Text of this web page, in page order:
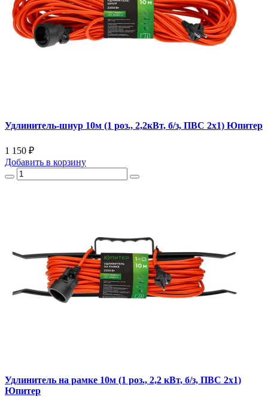
Удлинитель-шнур 10м (1 роз., 2,2кВт, б/з, ПВС 2х1) Юпитер
1 150 ₽
Добавить в корзину
Удлинитель на рамке 10м (1 роз., 2,2 кВт, б/з, ПВС 2х1)
Юпитер